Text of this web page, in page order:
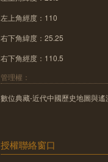
左上角經度：110
右下角緯度：25.25
右下角經度：110.5
管理權：
數位典藏-近代中國歷史地圖與
授權聯絡窗口